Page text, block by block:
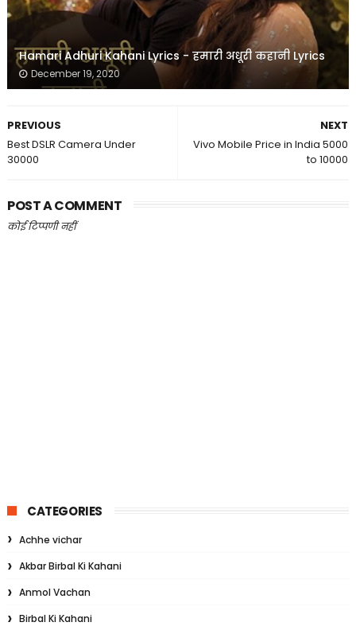
Hamari Adhuri Kahani Lyrics - हमारी अधूरी कहानी Lyrics
December 19, 2020
NEXT
Vivo Mobile Price in India 5000
to 10000
PREVIOUS
Best DSLR Camera Under
30000
POST A COMMENT
कोई टिप्पणी नहीं
CATEGORIES
Achhe vichar
Akbar Birbal Ki Kahani
Anmol Vachan
Birbal Ki Kahani